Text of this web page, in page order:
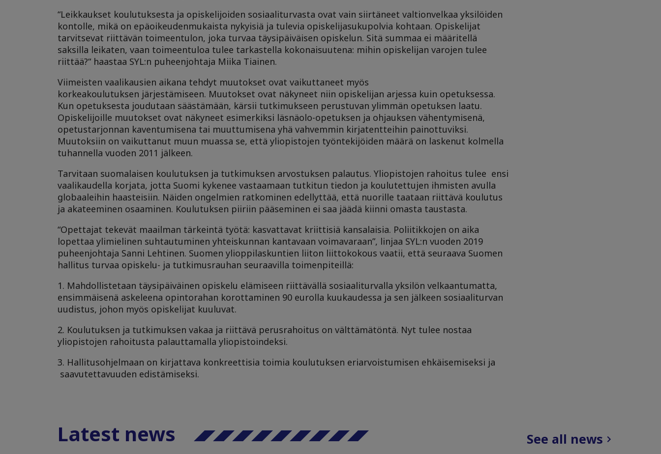
“Leikkaukset koulutuksesta ja opiskelijoiden sosiaaliturvasta ovat vain siirtäneet valtionvelkaa yksilöiden
kontolle, mikä on epäoikeudenmukaista nykyisiä ja tulevia opiskelijasukupolvia kohtaan. Opiskelijat
tarvitsevat riittävän toimeentulon, joka turvaa täysipäiväisen opiskelun. Sitä summaa ei määritellä
saksilla leikaten, vaan toimeentuloa tulee tarkastella kokonaisuutena: mihin opiskelijan varojen tulee
riittää?“ haastaa SYL:n puheenjohtaja Miika Tiainen.
Viimeisten vaalikausien aikana tehdyt muutokset ovat vaikuttaneet myös
korkeakoulutuksen järjestämiseen. Muutokset ovat näkyneet niin opiskelijan arjessa kuin opetuksessa.
Kun opetuksesta joudutaan säästämään, kärsii tutkimukseen perustuvan ylimmän opetuksen laatu.
Opiskelijoille muutokset ovat näkyneet esimerkiksi läsnäolo-opetuksen ja ohjauksen vähentymisenä,
opetustarjonnan kaventumisena tai muuttumisena yhä vahvemmin kirjatentteihin painottuviksi.
Muutoksiin on vaikuttanut muun muassa se, että yliopistojen työntekijöiden määrä on laskenut kolmella
tuhannella vuoden 2011 jälkeen.
Tarvitaan suomalaisen koulutuksen ja tutkimuksen arvostuksen palautus. Yliopistojen rahoitus tulee ensi
vaalikaudella korjata, jotta Suomi kykenee vastaamaan tutkitun tiedon ja koulutettujen ihmisten avulla
globaaleihin haasteisiin. Näiden ongelmien ratkominen edellyttää, että nuorille taataan riittävä koulutus
ja akateeminen osaaminen. Koulutuksen piiriin pääseminen ei saa jäädä kiinni omasta taustasta.
“Opettajat tekevät maailman tärkeintä työtä: kasvattavat kriittisiä kansalaisia. Poliitikkojen on aika
lopettaa ylimielinen suhtautuminen yhteiskunnan kantavaan voimavaraan”, linjaa SYL:n vuoden 2019
puheenjohtaja Sanni Lehtinen. Suomen ylioppilaskuntien liiton liittokokous vaatii, että seuraava Suomen
hallitus turvaa opiskelu- ja tutkimusrauhan seuraavilla toimenpiteillä:
1. Mahdollistetaan täysipäiväinen opiskelu elämiseen riittävällä sosiaaliturvalla yksilön velkaantumatta,
ensimmäisenä askeleena opintorahan korottaminen 90 eurolla kuukaudessa ja sen jälkeen sosiaaliturvan
uudistus, johon myös opiskelijat kuuluvat.
2. Koulutuksen ja tutkimuksen vakaa ja riittävä perusrahoitus on välttämätöntä. Nyt tulee nostaa
yliopistojen rahoitusta palauttamalla yliopistoindeksi.
3. Hallitusohjelmaan on kirjattava konkreettisia toimia koulutuksen eriarvoistumisen ehkäisemiseksi ja
saavutettavuuden edistämiseksi.
Latest news See all news